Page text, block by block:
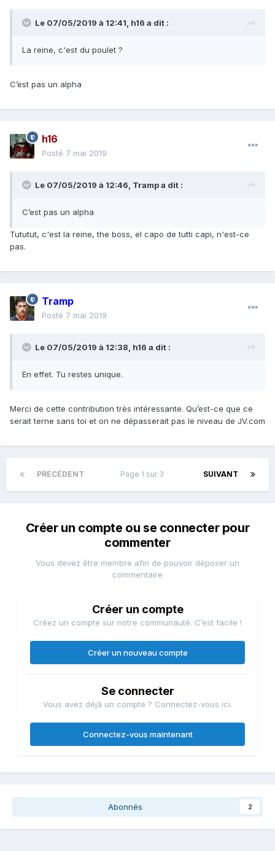
Le 07/05/2019 à 12:41, h16 a dit :
La reine, c'est du poulet ?
C’est pas un alpha
h16
Posté 7 mai 2019
Le 07/05/2019 à 12:46, Trampa dit :
C’est pas un alpha
Tututut, c'est la reine, the boss, el capo de tutti capi, n'est-ce
pas.
Tramp
Posté 7 mai 2019
Le 07/05/2019 à 12:38, h16 a dit :
En effet. Tu restes unique.
Merci de cette contribution très intéressante. Qu’est-ce que ce
serait terne sans toi et on ne dépasserait pas le niveau de JV.com
PRÉCÉDENT SUIVANT
Page 1 sur 3
Créer un compte ou se connecter pour
commenter
Vous devez être membre afin de pouvoir déposer un
commentaire
Créer un compte
Créez un compte sur notre communauté. C’est facile !
Créer un nouveau compte
Se connecter
Vous avez déjà un compte ? Connectez-vous ici.
Connectez-vous maintenant
Abonnés 2